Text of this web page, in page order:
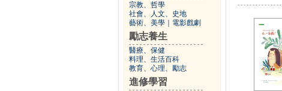
宗教、哲學
社會、人文、史地
藝術、美學
電影戲劇
勵志養生
醫療、保健
料理、生活百科
教育、心理、勵志
進修學習